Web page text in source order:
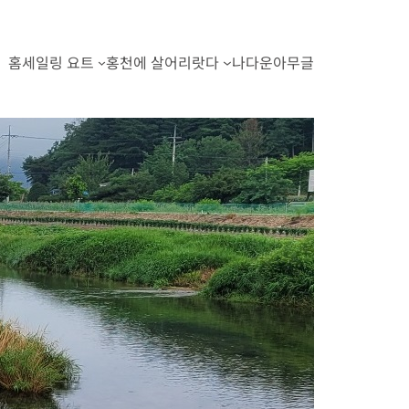
홈세일링 요트 홍천에 살어리랏다 나다운아무글